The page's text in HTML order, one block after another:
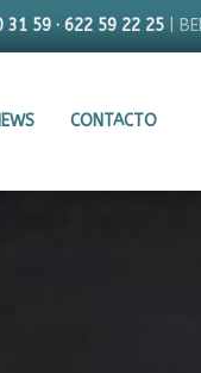
31 59 · 622 59 22 25 |
CONTACTO